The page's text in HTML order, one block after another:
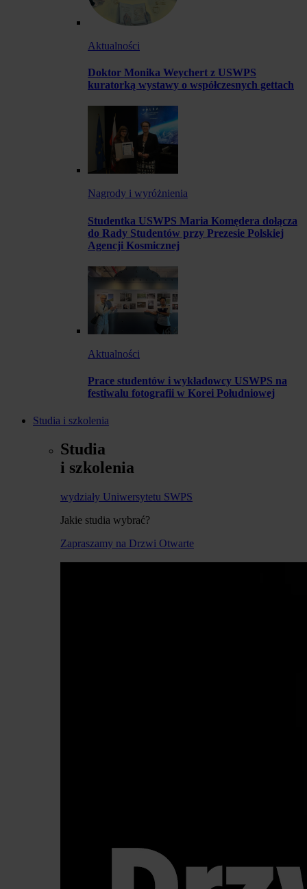
Aktualności
Doktor Monika Weychert z USWPS
kuratorką wystawy o współczesnych gettach
Nagrody i wyróżnienia
Studentka USWPS Maria Komędera dołącza
do Rady Studentów przy Prezesie Polskiej
Agencji Kosmicznej
Aktualności
Prace studentów i wykładowcy USWPS na
festiwalu fotografii w Korei Południowej
Studia i szkolenia
Studia
i szkolenia
wydziały Uniwersytetu SWPS
Jakie studia wybrać?
Zapraszamy na Drzwi Otwarte